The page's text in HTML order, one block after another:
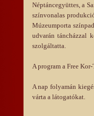
Néptáncegyüttes, a
színvonalas
Múzeumporta
udvarán táncházzal
szolgáltatta.
A program a Free
A nap folyamán
várta a látogatókat.